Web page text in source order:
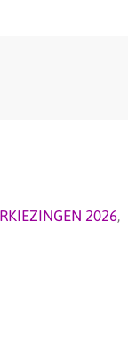
2026,